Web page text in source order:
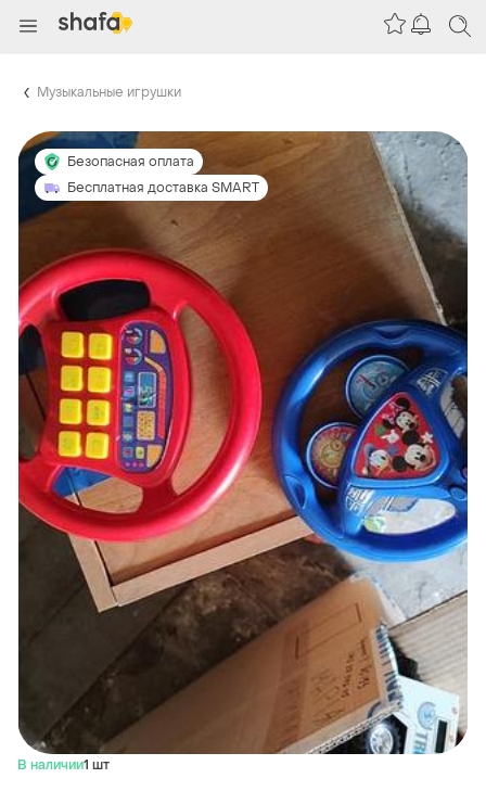
Музыкальные игрушки
Безопасная оплата
Бесплатная доставка SMART
В наличии1 шт